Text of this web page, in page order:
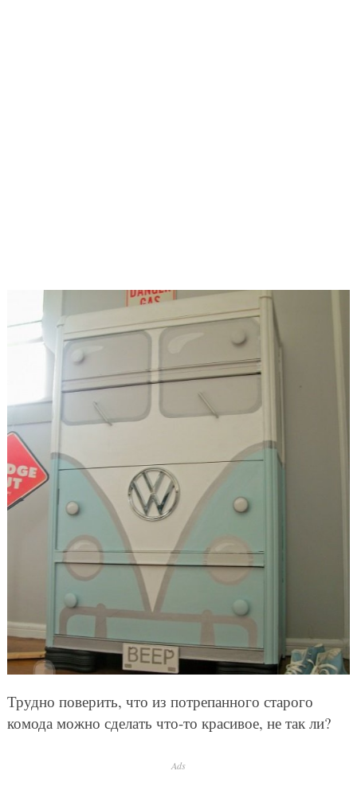
Трудно поверить, что из потрепанного старого
комода можно сделать что-то красивое, не так ли?
Ads